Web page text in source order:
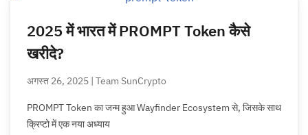
2025 में भारत में PROMPT Token कैसे
खरीदे?
अगस्त 26, 2025 | Team SunCrypto
PROMPT Token का जन्म हुआ Wayfinder Ecosystem से, जिसके साथ
क्रिप्टो में एक नया अध्याय